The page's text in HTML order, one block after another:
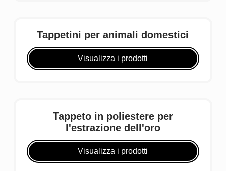
Tappetini per animali domestici
Visualizza i prodotti
Tappeto in poliestere per
l'estrazione dell'oro
Visualizza i prodotti